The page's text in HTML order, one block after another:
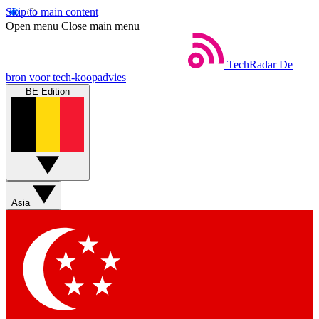
Skip to main content
Open menu Close main menu
TechRadar De
bron voor tech-koopadvies
BE Edition
Asia